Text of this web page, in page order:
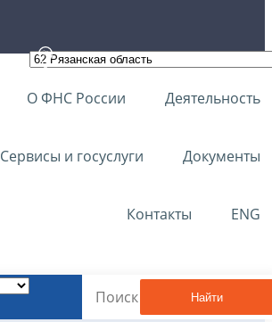
О ФНС России Деятельность
Сервисы и госуслуги Документы
Контакты ENG
Найти